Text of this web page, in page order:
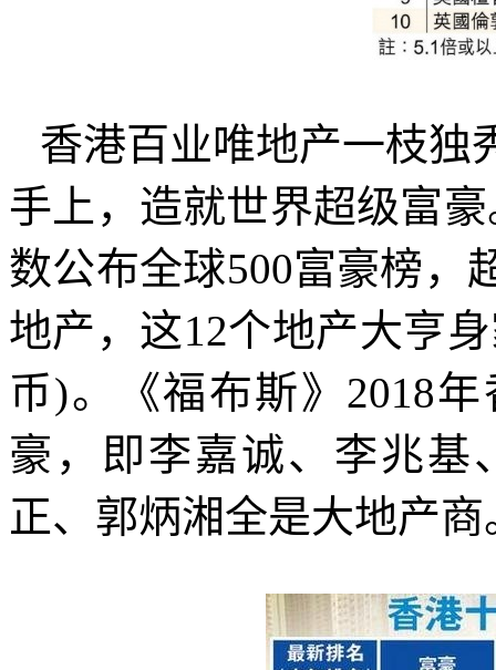
香港百业唯地产一枝独
手上，造就世界超级富
数公布全球500富豪榜，
地产，这12个地产大亨
币)。《福布斯》 2018年
豪 ，即李嘉诚、李兆基
正、郭炳湘全是大地产商